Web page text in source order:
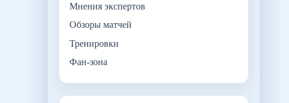
Мнения экспертов
Обзоры матчей
Тренировки
Фан-зона